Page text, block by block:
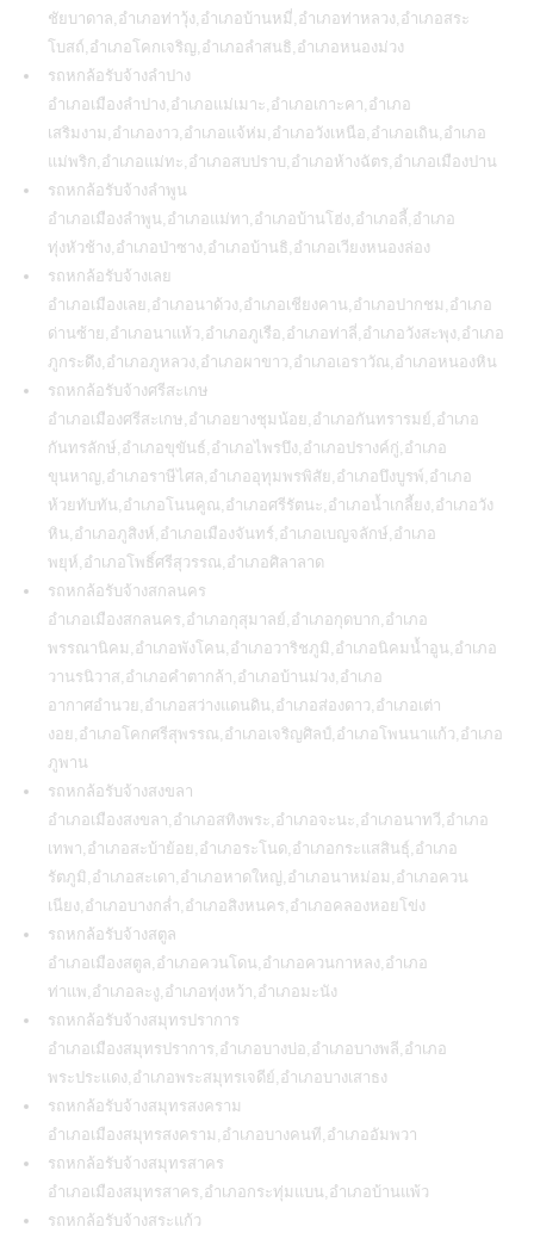
ชัยบาดาล,อำเภอท่าวุ้ง,อำเภอบ้านหมี่,อำเภอท่าหลวง,อำเภอสระ
โบสถ์,อำเภอโคกเจริญ,อำเภอลำสนธิ,อำเภอหนองม่วง
รถหกล้อรับจ้างลำปาง
อำเภอเมืองลำปาง,อำเภอแม่เมาะ,อำเภอเกาะคา,อำเภอ
เสริมงาม,อำเภองาว,อำเภอแจ้ห่ม,อำเภอวังเหนือ,อำเภอเถิน,อำเภอ
แม่พริก,อำเภอแม่ทะ,อำเภอสบปราบ,อำเภอห้างฉัตร,อำเภอเมืองปาน
รถหกล้อรับจ้างลำพูน
อำเภอเมืองลำพูน,อำเภอแม่ทา,อำเภอบ้านโฮ่ง,อำเภอลี้,อำเภอ
ทุ่งหัวช้าง,อำเภอป่าซาง,อำเภอบ้านธิ,อำเภอเวียงหนองล่อง
รถหกล้อรับจ้างเลย
อำเภอเมืองเลย,อำเภอนาด้วง,อำเภอเชียงคาน,อำเภอปากชม,อำเภอ
ด่านซ้าย,อำเภอนาแห้ว,อำเภอภูเรือ,อำเภอท่าลี่,อำเภอวังสะพุง,อำเภอ
ภูกระดึง,อำเภอภูหลวง,อำเภอผาขาว,อำเภอเอราวัณ,อำเภอหนองหิน
รถหกล้อรับจ้างศรีสะเกษ
อำเภอเมืองศรีสะเกษ,อำเภอยางชุมน้อย,อำเภอกันทรารมย์,อำเภอ
กันทรลักษ์,อำเภอขุขันธ์,อำเภอไพรบึง,อำเภอปรางค์กู่,อำเภอ
ขุนหาญ,อำเภอราษีไศล,อำเภออุทุมพรพิสัย,อำเภอบึงบูรพ์,อำเภอ
ห้วยทับทัน,อำเภอโนนคูณ,อำเภอศรีรัตนะ,อำเภอน้ำเกลี้ยง,อำเภอวัง
หิน,อำเภอภูสิงห์,อำเภอเมืองจันทร์,อำเภอเบญจลักษ์,อำเภอ
พยุห์,อำเภอโพธิ์ศรีสุวรรณ,อำเภอศิลาลาด
รถหกล้อรับจ้างสกลนคร
อำเภอเมืองสกลนคร,อำเภอกุสุมาลย์,อำเภอกุดบาก,อำเภอ
พรรณานิคม,อำเภอพังโคน,อำเภอวาริชภูมิ,อำเภอนิคมน้ำอูน,อำเภอ
วานรนิวาส,อำเภอคำตากล้า,อำเภอบ้านม่วง,อำเภอ
อากาศอำนวย,อำเภอสว่างแดนดิน,อำเภอส่องดาว,อำเภอเต่า
งอย,อำเภอโคกศรีสุพรรณ,อำเภอเจริญศิลป์,อำเภอโพนนาแก้ว,อำเภอ
ภูพาน
รถหกล้อรับจ้างสงขลา
อำเภอเมืองสงขลา,อำเภอสทิงพระ,อำเภอจะนะ,อำเภอนาทวี,อำเภอ
เทพา,อำเภอสะบ้าย้อย,อำเภอระโนด,อำเภอกระแสสินธุ์,อำเภอ
รัตภูมิ,อำเภอสะเดา,อำเภอหาดใหญ่,อำเภอนาหม่อม,อำเภอควน
เนียง,อำเภอบางกล่ำ,อำเภอสิงหนคร,อำเภอคลองหอยโข่ง
รถหกล้อรับจ้างสตูล
อำเภอเมืองสตูล,อำเภอควนโดน,อำเภอควนกาหลง,อำเภอ
ท่าแพ,อำเภอละงู,อำเภอทุ่งหว้า,อำเภอมะนัง
รถหกล้อรับจ้างสมุทรปราการ
อำเภอเมืองสมุทรปราการ,อำเภอบางบ่อ,อำเภอบางพลี,อำเภอ
พระประแดง,อำเภอพระสมุทรเจดีย์,อำเภอบางเสาธง
รถหกล้อรับจ้างสมุทรสงคราม
อำเภอเมืองสมุทรสงคราม,อำเภอบางคนที,อำเภออัมพวา
รถหกล้อรับจ้างสมุทรสาคร
อำเภอเมืองสมุทรสาคร,อำเภอกระทุ่มแบน,อำเภอบ้านแพ้ว
รถหกล้อรับจ้างสระแก้ว